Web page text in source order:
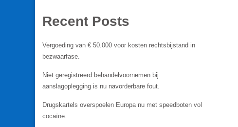
Recent Posts
Vergoeding van € 50.000 voor kosten rechtsbijstand in
bezwaarfase.
Niet geregistreerd behandelvoornemen bij
aanslagoplegging is nu navorderbare fout.
Drugskartels overspoelen Europa nu met speedboten vol
cocaïne.